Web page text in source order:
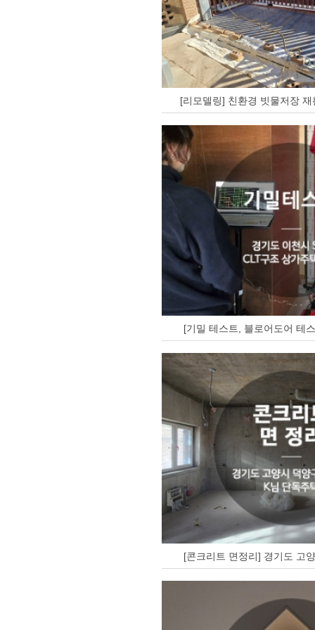
[리모델링] 친환경 빗물저장
[기밀 테스트, 블로어도어 테
[콘크리트 면정리] 경기도 고